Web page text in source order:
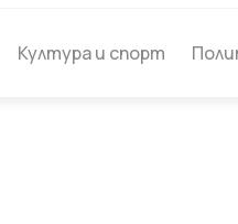
Култура и спорт